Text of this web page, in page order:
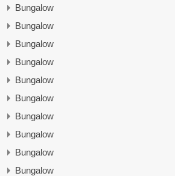
Bungalow
Bungalow
Bungalow
Bungalow
Bungalow
Bungalow
Bungalow
Bungalow
Bungalow
Bungalow